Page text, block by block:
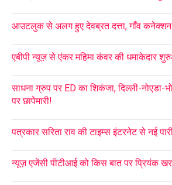
आउटलुक से अलग हुए देवब्रत दत्ता, गाँव
एबीपी न्यूज़ से एंकर महिमा कंवर की धमाकेदार
साधना ग्रुप पर ED का शिकंजा, दिल्ली-नोएडा-
पर छापेमारी!
पत्रकार सरिता राव की टाइम्स इंटरनेट से नई
न्यूज़ एजेंसी पीटीआई को किस बात पर प्रियंक